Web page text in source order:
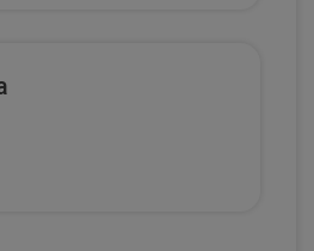
Enstitüsü